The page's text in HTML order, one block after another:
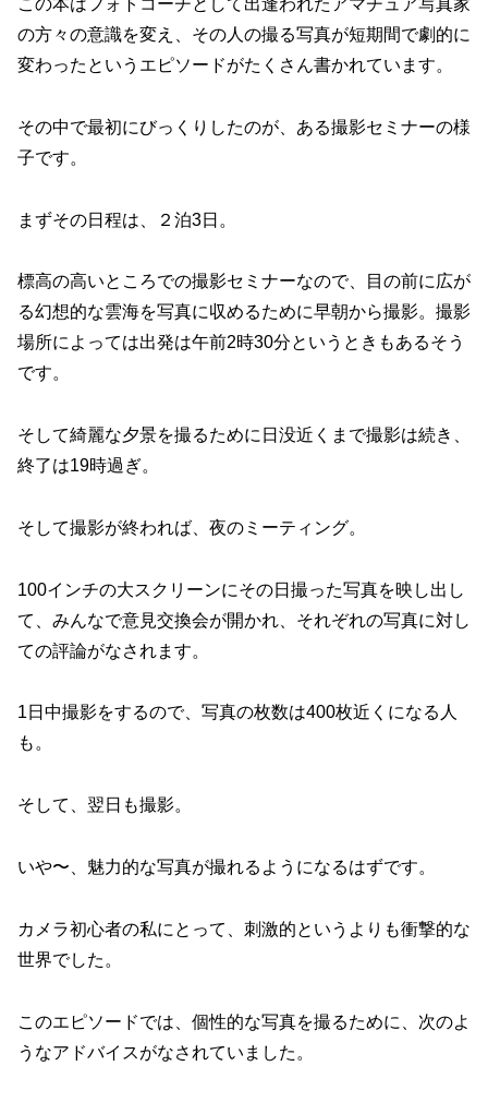
この本はフォトコーチとして出逢われたアマチュア写真家
の方々の意識を変え、その人の撮る写真が短期間で劇的に
変わったというエピソードがたくさん書かれています。
その中で最初にびっくりしたのが、ある撮影セミナーの様
子です。
まずその日程は、２泊3日。
標高の高いところでの撮影セミナーなので、目の前に広が
る幻想的な雲海を写真に収めるために早朝から撮影。撮影
場所によっては出発は午前2時30分というときもあるそう
です。
そして綺麗な夕景を撮るために日没近くまで撮影は続き、
終了は19時過ぎ。
そして撮影が終われば、夜のミーティング。
100インチの大スクリーンにその日撮った写真を映し出し
て、みんなで意見交換会が開かれ、それぞれの写真に対し
ての評論がなされます。
1日中撮影をするので、写真の枚数は400枚近くになる人
も。
そして、翌日も撮影。
いや〜、魅力的な写真が撮れるようになるはずです。
カメラ初心者の私にとって、刺激的というよりも衝撃的な
世界でした。
このエピソードでは、個性的な写真を撮るために、次のよ
うなアドバイスがなされていました。